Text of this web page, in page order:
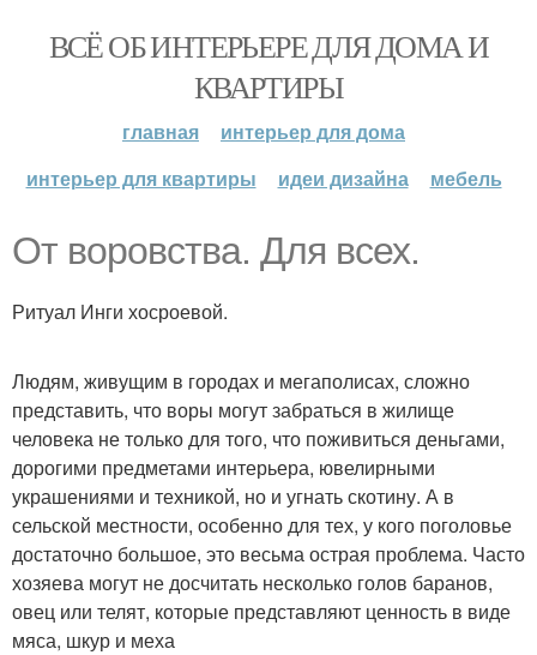
ВСЁ ОБ ИНТЕРЬЕРЕ ДЛЯ ДОМА И
КВАРТИРЫ
главная
интерьер для дома
интерьер для квартиры
идеи дизайна мебель
От воровства. Для всех.
Ритуал Инги хосроевой.
Людям, живущим в городах и мегаполисах, сложно
представить, что воры могут забраться в жилище
человека не только для того, что поживиться деньгами,
дорогими предметами интерьера, ювелирными
украшениями и техникой, но и угнать скотину. А в
сельской местности, особенно для тех, у кого поголовье
достаточно большое, это весьма острая проблема. Часто
хозяева могут не досчитать несколько голов баранов,
овец или телят, которые представляют ценность в виде
мяса, шкур и меха